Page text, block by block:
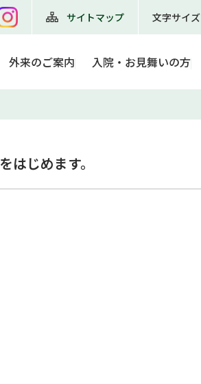
サイトマップ 文字サイズ
外来のご案内 入院・お見舞いの方
じめます。